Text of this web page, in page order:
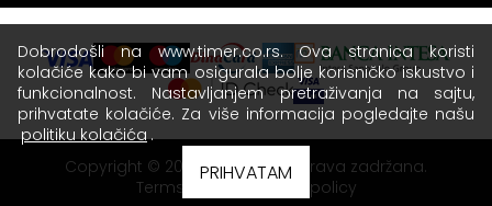
Copyright © 2026 Timer - Sva prava zadržana.
Terms of use
Privacy policy
Dobrodošli na www.timer.co.rs. Ova stranica koristi
kolačiće kako bi vam osigurala bolje korisničko iskustvo i
funkcionalnost. Nastavljanjem pretraživanja na sajtu,
prihvatate kolačiće. Za više informacija pogledajte našu
politiku kolačića.
PRIHVATAM